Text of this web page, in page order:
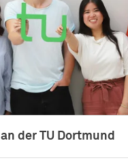
der TU Dortmund